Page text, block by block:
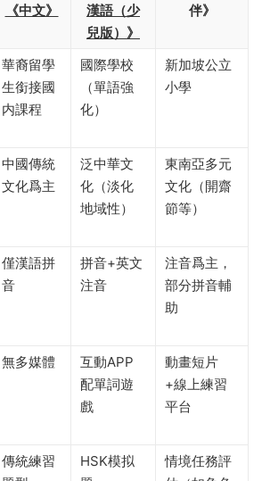
《中文》​
漢語（少
兒版）》​
伴》​
華裔留學
生銜接國
内課程
國際學校
（單語強
化）
新加坡公立
小學
中國傳統
文化爲主
泛中華文
化（淡化
地域性）
東南亞多元
文化（開齋
節等）
僅漢語拼
音
拼音+英文
注音
注音爲主，
部分拼音輔
助
無多媒體
互動APP
配單詞遊
戲
動畫短片
+線上練習
平台
傳統練習
HSK模拟
情境任務評